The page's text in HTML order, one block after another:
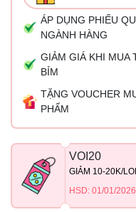
ÁP DỤNG PHIẾU
NGÀNH HÀNG
GIẢM GIÁ KHI MUA
BỈM
TẶNG VOUCHER
PHẨM
VOI20
GIẢM 10-20K/
HSD: 01/01/2026